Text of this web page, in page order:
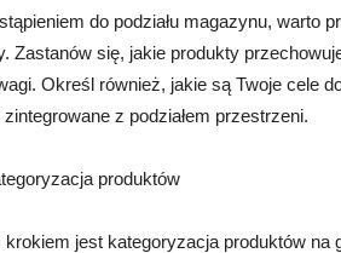
do podziału magazynu, warto
Zastanów się, jakie produkty
Określ również, jakie są Twoje cele
z podziałem przestrzeni.
produktów
jest kategoryzacja produktów